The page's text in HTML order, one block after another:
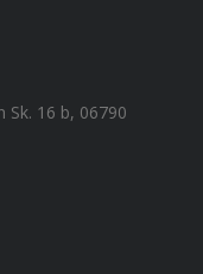
Sk. 16 b, 06790